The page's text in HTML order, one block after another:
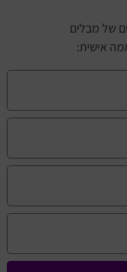
של מבלים
אישית: